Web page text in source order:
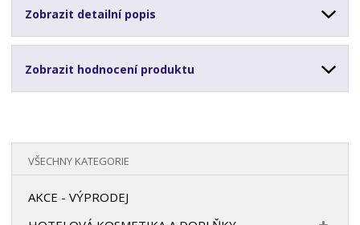
Zobrazit detailní popis
Zobrazit hodnocení produktu
VŠECHNY KATEGORIE
AKCE - VÝPRODEJ